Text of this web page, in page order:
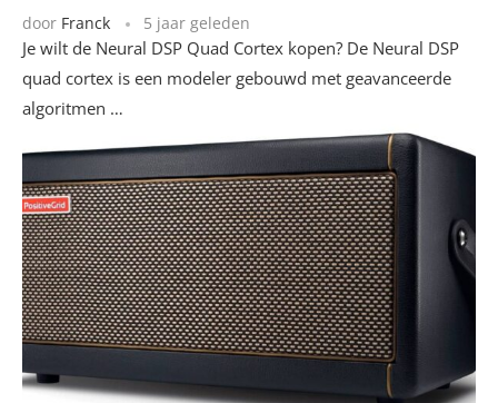
door Franck 5 jaar geleden
Je wilt de Neural DSP Quad Cortex kopen? De Neural DSP
quad cortex is een modeler gebouwd met geavanceerde
algoritmen …